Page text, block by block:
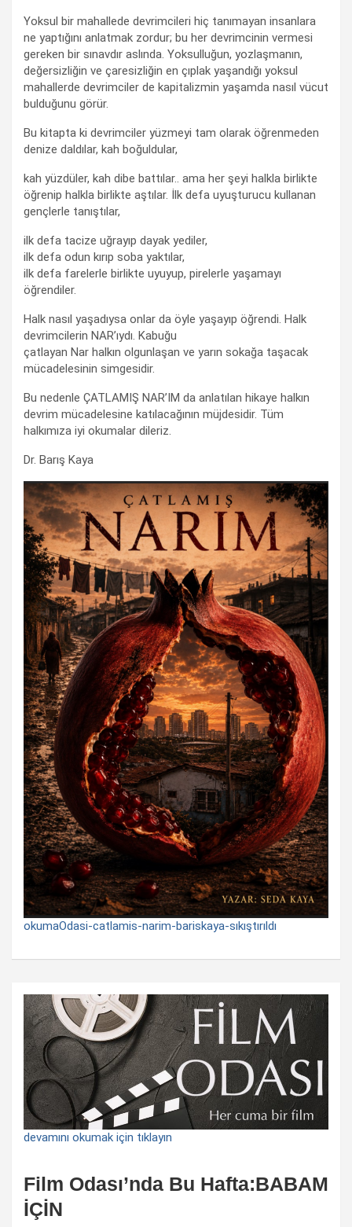
Yoksul bir mahallede devrimcileri hiç tanımayan insanlara
ne yaptığını anlatmak zordur; bu her devrimcinin vermesi
gereken bir sınavdır aslında. Yoksulluğun, yozlaşmanın,
değersizliğin ve çaresizliğin en çıplak yaşandığı yoksul
mahallerde devrimciler de kapitalizmin yaşamda nasıl vücut
bulduğunu görür.
Bu kitapta ki devrimciler yüzmeyi tam olarak öğrenmeden
denize daldılar, kah boğuldular,
kah yüzdüler, kah dibe battılar.. ama her şeyi halkla birlikte
öğrenip halkla birlikte aştılar. İlk defa uyuşturucu kullanan
gençlerle tanıştılar,
ilk defa tacize uğrayıp dayak yediler,
ilk defa odun kırıp soba yaktılar,
ilk defa farelerle birlikte uyuyup, pirelerle yaşamayı
öğrendiler.
Halk nasıl yaşadıysa onlar da öyle yaşayıp öğrendi. Halk
devrimcilerin NAR’ıydı. Kabuğu
çatlayan Nar halkın olgunlaşan ve yarın sokağa taşacak
mücadelesinin simgesidir.
Bu nedenle ÇATLAMIŞ NAR’IM da anlatılan hikaye halkın
devrim mücadelesine katılacağının müjdesidir. Tüm
halkımıza iyi okumalar dileriz.
Dr. Barış Kaya
okumaOdasi-catlamis-narim-bariskaya-sıkıştırıldı
devamını okumak için tıklayın
Film Odası’nda Bu Hafta:BABAM
İÇİN